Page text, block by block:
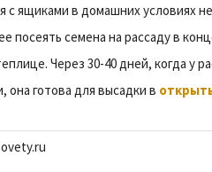
с ящиками в домашних условиях
посеять семена на рассаду в
Через 30-40 дней, когда у
она готова для высадки в